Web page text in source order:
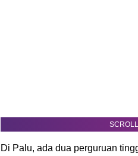
Di Palu, ada dua perguruan